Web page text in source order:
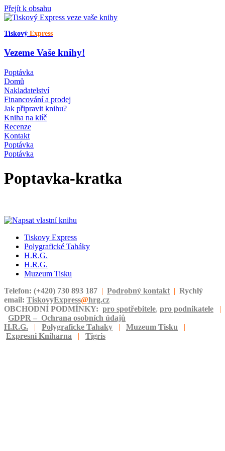
Přejít k obsahu
Tiskový Express
Vezeme Vaše knihy!
Poptávka
Domů
Nakladatelství
Financování a prodej
Jak připravit knihu?
Kniha na klíč
Recenze
Kontakt
Poptávka
Poptávka
Poptavka-kratka
Tiskovy Express
Polygrafické Taháky
H.R.G.
H.R.G.
Muzeum Tisku
Telefon: (+420) 730 893 187 | Podrobný kontakt | Rychlý
email: TiskovyExpress@hrg.cz
OBCHODNÍ PODMÍNKY: pro spotřebitele, pro podnikatele
|
GDPR – Ochrana osobních údajů
H.R.G.
| Polygraficke Tahaky | Muzeum Tisku
|
Expresni Kniharna
| Tigris